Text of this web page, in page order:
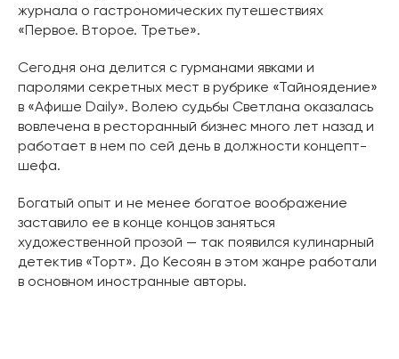
журнала о гастрономических путешествиях
«Первое. Второе. Третье».
Сегодня она делится с гурманами явками и
паролями секретных мест в рубрике «Тайноядение»
в «Афише Daily». Волею судьбы Светлана оказалась
вовлечена в ресторанный бизнес много лет назад и
работает в нем по сей день в должности концепт-
шефа.
Богатый опыт и не менее богатое воображение
заставило ее в конце концов заняться
художественной прозой — так появился кулинарный
детектив «Торт». До Кесоян в этом жанре работали
в основном иностранные авторы.